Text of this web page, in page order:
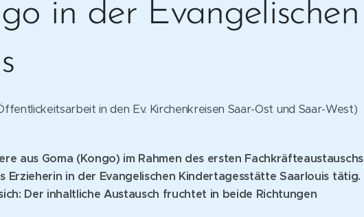
in der Evangelischen
in den Ev. Kirchenkreisen Saar-Ost und Saar-West)
aus Goma (Kongo) im Rahmen des ersten Fachkräfteaustauschs
Erzieherin in der Evangelischen Kindertagesstätte Saarlouis tätig.
Der inhaltliche Austausch fruchtet in beide Richtungen